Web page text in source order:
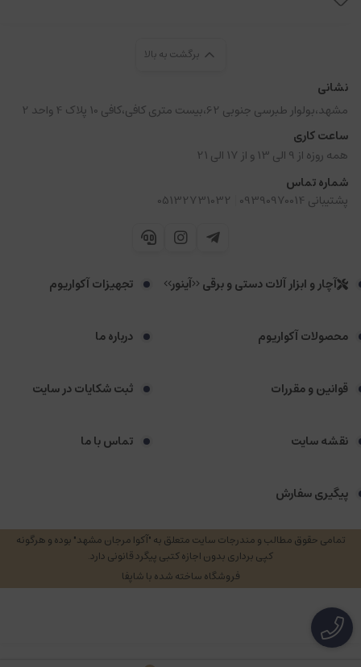
برگشت به بالا
نشانی
مشهد،بولوار طبرسی جنوبی 62،بیست متری کافی،کافی 10 پلاک 4 واحد 2
ساعت کاری
همه روزه از 9 الی 13 و از 17 الی 21
شماره تماس
پشتیبانی 09390970014
05132731032
آچار و ابزار آلات دستی و برقی <<آینور>> تجهیزات آکواریوم
محصولات آکواریوم درباره ما
قوانین و مقررات ثبت شکایات در سایت
نقشه سایت تماس با ما
پیگیری سفارش
تمامی حقوق مطالب و مندرجات سایت متعلق به "آکوا مرجان مشهد" بوده و هرگونه
کپی برداری بدون اجازه کتبی پیگرد قانونی دارد.
فروشگاه ساخته شده با شاپفا